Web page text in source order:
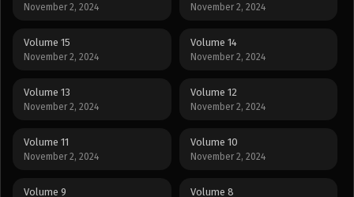
November 2, 2024 November 2, 2024
Volume 15
November 2, 2024
Volume 14
November 2, 2024
Volume 13
November 2, 2024
Volume 12
November 2, 2024
Volume 11
November 2, 2024
Volume 10
November 2, 2024
Volume 9 Volume 8